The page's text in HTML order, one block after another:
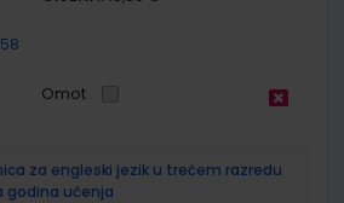
Omot
za engleski jezik u trećem razredu
godina učenja